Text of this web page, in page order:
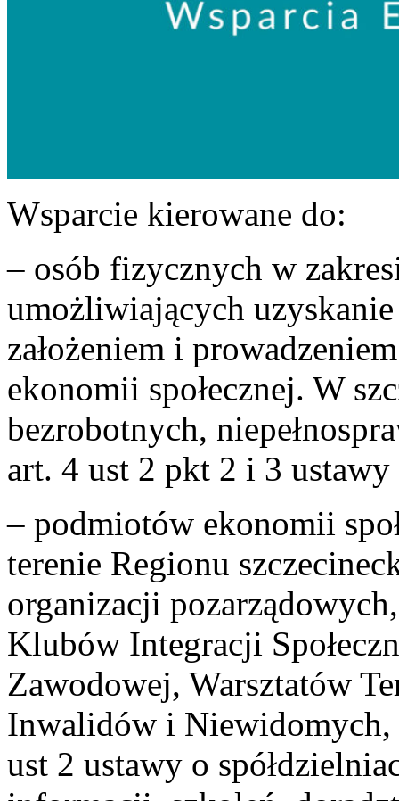
Wsparcie kierowane do:
– osób fizycznych w
umożliwiających
założeniem i
ekonomii społecznej. W
bezrobotnych,
art. 4 ust 2 pkt 2 i 3
– podmiotów ekonomii
terenie Regionu
organizacji
Klubów Integracji
Zawodowej, Warsztatów
Inwalidów i Niewidomych,
ust 2 ustawy o